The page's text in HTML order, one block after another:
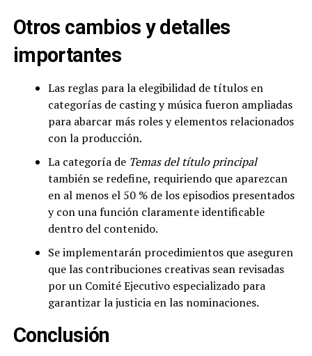
Otros cambios y detalles
importantes
Las reglas para la elegibilidad de títulos en
categorías de casting y música fueron ampliadas
para abarcar más roles y elementos relacionados
con la producción.
La categoría de Temas del título principal
también se redefine, requiriendo que aparezcan
en al menos el 50 % de los episodios presentados
y con una función claramente identificable
dentro del contenido.
Se implementarán procedimientos que aseguren
que las contribuciones creativas sean revisadas
por un Comité Ejecutivo especializado para
garantizar la justicia en las nominaciones.
Conclusión